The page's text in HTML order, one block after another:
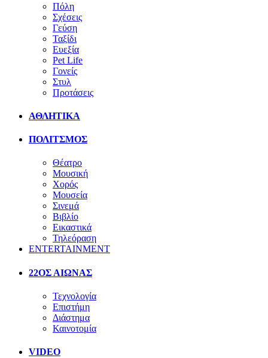
Πόλη
Σχέσεις
Γεύση
Ταξίδι
Ευεξία
Pet Life
Γονείς
Στυλ
Προτάσεις
ΑΘΛΗΤΙΚΑ
ΠΟΛΙΤΣΜΟΣ
Θέατρο
Μουσική
Χορός
Μουσεία
Σινεμά
Βιβλίο
Εικαστικά
Τηλεόραση
ENTERTAINMENT
22ΟΣ ΑΙΩΝΑΣ
Τεχνολογία
Επιστήμη
Διάστημα
Καινοτομία
VIDEO